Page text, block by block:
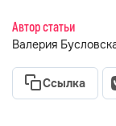
Автор статьи
Валерия
Ссылка